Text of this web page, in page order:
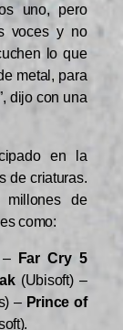
uno, pero
voces y no
lo que
metal, para
dijo con una
en la
de criaturas.
millones de
como:
Far Cry 5
(Ubisoft) –
–Prince of